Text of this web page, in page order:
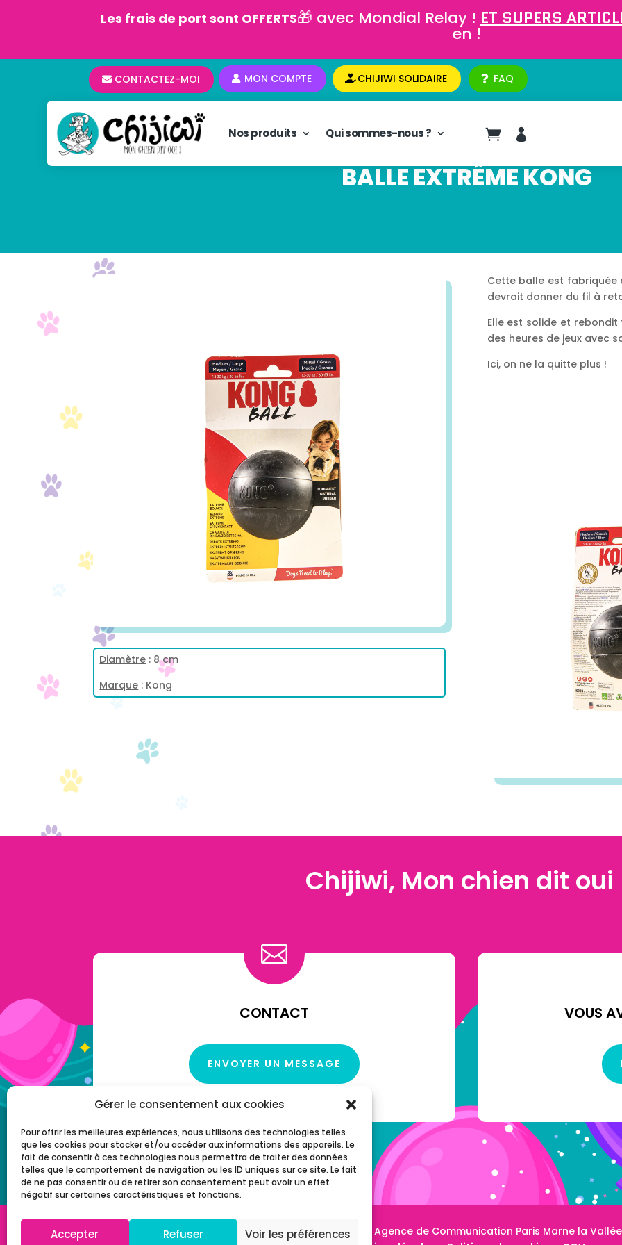
Gérer le consentement aux cookies
Pour offrir les meilleures expériences, nous utilisons des technologies telles
que les cookies pour stocker et/ou accéder aux informations des appareils. Le
fait de consentir à ces technologies nous permettra de traiter des données
telles que le comportement de navigation ou les ID uniques sur ce site. Le fait
de ne pas consentir ou de retirer son consentement peut avoir un effet
négatif sur certaines caractéristiques et fonctions.
Accepter Refuser Voir les préférences
Les frais de port sont OFFERTS🎁 avec Mondial Relay ! ET SUPERS
en !
CONTACTEZ-MOI MON COMPTE CHIJIWI SOLIDAIRE FAQ
Nos produits Qui sommes-nous ?  
BALLE EXTRÊME KONG
Diamètre : 8 cm
Marque : Kong
Cette balle est fabriquée
devrait donner du fil à
Elle est solide et
des heures de jeux avec
Ici, on ne la quitte plus !
Chijiwi, Mon chien dit oui

CONTACT
ENVOYER UN MESSAGE
VOUS
© 2022 Chijiwi –RéalisationAdgenSii
– Agence de Communication Paris Marne la
0